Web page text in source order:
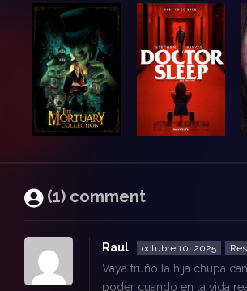
(1) comment
Raul octubre 10, 2025
Vaya truño la hija chupa
poder cuando en la vida